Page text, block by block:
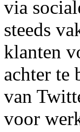
via
steeds
klanten
achter te
van
voor